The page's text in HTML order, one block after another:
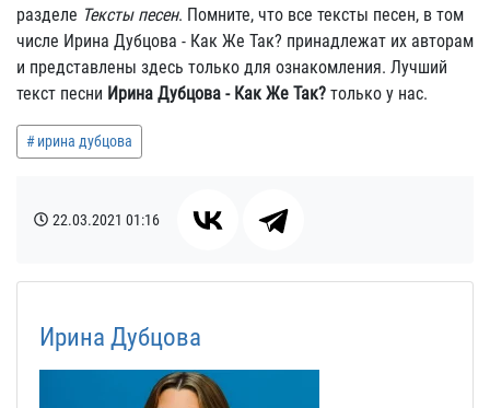
разделе Тексты песен. Помните, что все тексты песен, в том
числе Ирина Дубцова - Как Же Так? принадлежат их авторам
и представлены здесь только для ознакомления. Лучший
текст песни Ирина Дубцова - Как Же Так? только у нас.
ирина дубцова
22.03.2021 01:16
Ирина Дубцова